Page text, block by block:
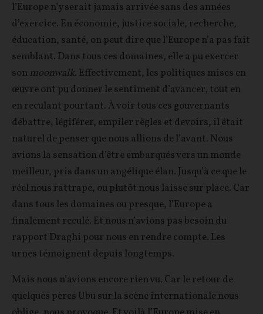
l’Europe n’y serait jamais arrivée sans des années
d’exercice. En économie, justice sociale, recherche,
éducation, santé, on peut dire que l’Europe n’a pas fait
semblant. Dans tous ces domaines, elle a pu exercer
son moonwalk. Effectivement, les politiques mises en
œuvre ont pu donner le sentiment d’avancer, tout en
en reculant pourtant. À voir tous ces gouvernants
débattre, légiférer, empiler règles et devoirs, il était
naturel de penser que nous allions de l’avant. Nous
avions la sensation d’être embarqués vers un monde
meilleur, pris dans un angélique élan. Jusqu’à ce que le
réel nous rattrape, ou plutôt nous laisse sur place. Car
dans tous les domaines ou presque, l’Europe a
finalement reculé. Et nous n’avions pas besoin du
rapport Draghi pour nous en rendre compte. Les
urnes témoignent depuis longtemps.
Mais nous n’avions encore rien vu. Car le retour de
quelques pères Ubu sur la scène internationale nous